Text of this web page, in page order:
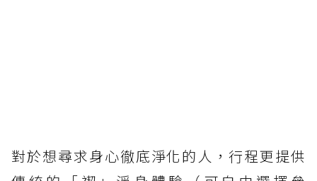
對於想尋求身心徹底淨化的人，行程更提供